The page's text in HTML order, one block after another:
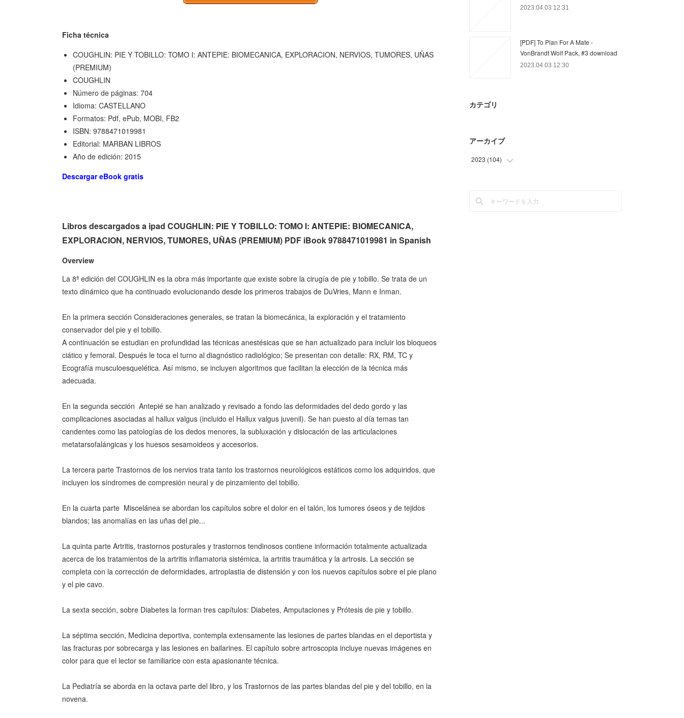
Ficha técnica
COUGHLIN: PIE Y TOBILLO: TOMO I: ANTEPIE: BIOMECANICA, EXPLORACION, NERVIOS, TUMORES, UÑAS
(PREMIUM)
COUGHLIN
Número de páginas: 704
Idioma: CASTELLANO
Formatos: Pdf, ePub, MOBI, FB2
ISBN: 9788471019981
Editorial: MARBAN LIBROS
Año de edición: 2015
Descargar eBook gratis
Libros descargados a ipad COUGHLIN: PIE Y TOBILLO: TOMO I: ANTEPIE: BIOMECANICA,
EXPLORACION, NERVIOS, TUMORES, UÑAS (PREMIUM) PDF iBook 9788471019981 in Spanish
Overview
La 8ª edición del COUGHLIN es la obra más importante que existe sobre la cirugía de pie y tobillo. Se trata de un
texto dinámico que ha continuado evolucionando desde los primeros trabajos de DuVries, Mann e Inman.
En la primera sección Consideraciones generales, se tratan la biomecánica, la exploración y el tratamiento
conservador del pie y el tobillo.
A continuación se estudian en profundidad las técnicas anestésicas que se han actualizado para incluir los bloqueos
ciático y femoral. Después le toca el turno al diagnóstico radiológico; Se presentan con detalle: RX, RM, TC y
Ecografía musculoesquelética. Así mismo, se incluyen algoritmos que facilitan la elección de la técnica más
adecuada.
En la segunda sección  Antepié se han analizado y revisado a fondo las deformidades del dedo gordo y las
complicaciones asociadas al hallux valgus (incluido el Hallux valgus juvenil). Se han puesto al día temas tan
candentes como las patologías de los dedos menores, la subluxación y dislocación de las articulaciones
metatarsofalángicas y los huesos sesamoideos y accesorios.
La tercera parte Trastornos de los nervios trata tanto los trastornos neurológicos estáticos como los adquiridos, que
incluyen los síndromes de compresión neural y de pinzamiento del tobillo.
En la cuarta parte  Miscelánea se abordan los capítulos sobre el dolor en el talón, los tumores óseos y de tejidos
blandos; las anomalías en las uñas del pie...
La quinta parte Artritis, trastornos posturales y trastornos tendinosos contiene información totalmente actualizada
acerca de los tratamientos de la artritis inflamatoria sistémica, la artritis traumática y la artrosis. La sección se
completa con la corrección de deformidades, artroplastia de distensión y con los nuevos capítulos sobre el pie plano
y el pie cavo.
La sexta sección, sobre Diabetes la forman tres capítulos: Diabetes, Amputaciones y Prótesis de pie y tobillo.
La séptima sección, Medicina deportiva, contempla extensamente las lesiones de partes blandas en el deportista y
las fracturas por sobrecarga y las lesiones en bailarines. El capítulo sobre artroscopia incluye nuevas imágenes en
color para que el lector se familiarice con esta apasionante técnica.
La Pediatría se aborda en la octava parte del libro, y los Trastornos de las partes blandas del pie y del tobillo, en la
novena.
2023.04.03 12:31
[PDF] To Plan For A Mate -
VonBrandt Wolf Pack, #3 download
2023.04.03 12:30
カテゴリ
アーカイブ
2023 (104)
(